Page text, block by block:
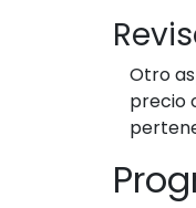
Otro
precio